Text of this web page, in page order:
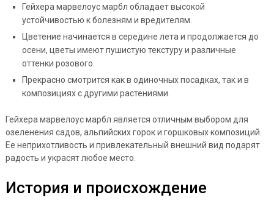
Гейхера марвелоус марбл обладает высокой
устойчивостью к болезням и вредителям.
Цветение начинается в середине лета и продолжается до
осени, цветы имеют пушистую текстуру и различные
оттенки розового.
Прекрасно смотрится как в одиночных посадках, так и в
композициях с другими растениями.
Гейхера марвелоус марбл является отличным выбором для
озеленения садов, альпийских горок и горшковых композиций.
Ее неприхотливость и привлекательный внешний вид подарят
радость и украсят любое место.
История и происхождение